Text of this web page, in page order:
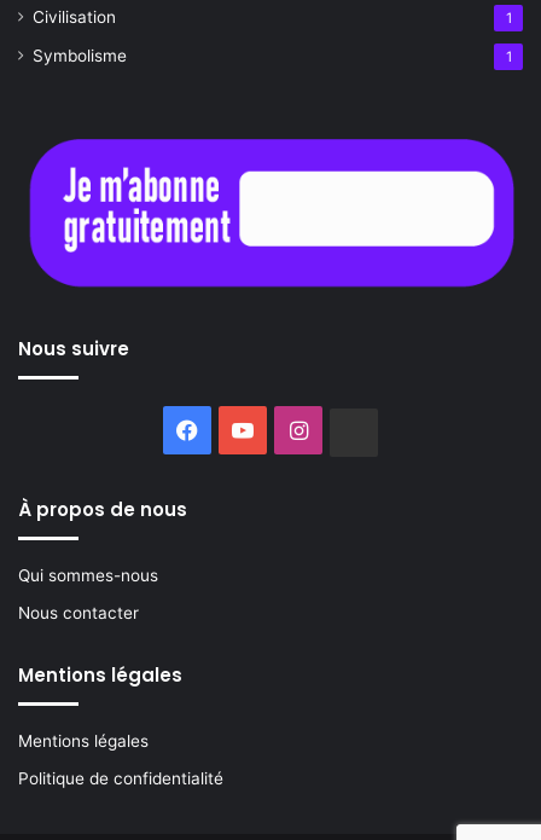
Civilisation 1
Symbolisme 1
Nous suivre
Facebook
YouTubeInstagram
À propos de nous
Qui sommes-nous
Nous contacter
Mentions légales
Mentions légales
Politique de confidentialité